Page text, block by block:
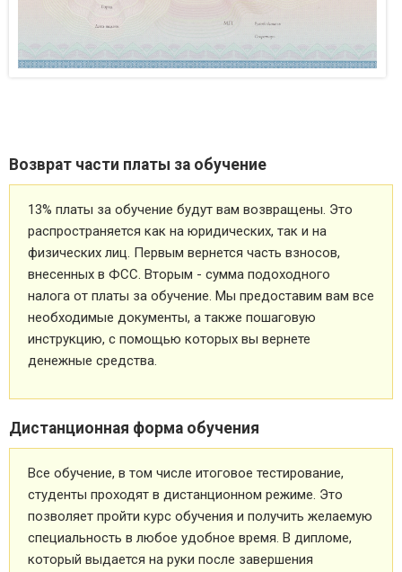
Возврат части платы за обучение
13% платы за обучение будут вам возвращены. Это
распространяется как на юридических, так и на
физических лиц. Первым вернется часть взносов,
внесенных в ФСС. Вторым - сумма подоходного
налога от платы за обучение. Мы предоставим вам все
необходимые документы, а также пошаговую
инструкцию, с помощью которых вы вернете
денежные средства.
Дистанционная форма обучения
Все обучение, в том числе итоговое тестирование,
студенты проходят в дистанционном режиме. Это
позволяет пройти курс обучения и получить желаемую
специальность в любое удобное время. В дипломе,
который выдается на руки после завершения